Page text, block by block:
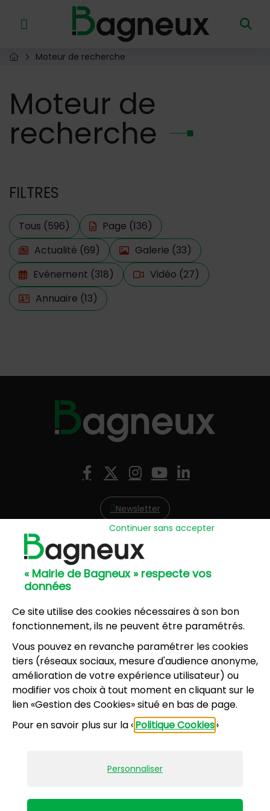
« Mairie de Bagneux » respecte vos
données
Ce site utilise des cookies nécessaires à son bon
fonctionnement, ils ne peuvent être paramétrés.
Vous pouvez en revanche paramétrer les cookies
tiers (réseaux sociaux, mesure d'audience anonyme,
amélioration de votre expérience utilisateur) ou
modifier vos choix à tout moment en cliquant sur le
lien «Gestion des Cookies» situé en bas de page.
Pour en savoir plus sur la «Politique Cookies»
Personnaliser
Continuer sans accepter
Menu de raccourcis
Retour à l'accueil
Page d'accueil du site
Moteur de recherche
Moteur de
recherche
FILTRES
Tous (596) Page (136)
Filtre actif
Actualité (69) Galerie (33)
Evènement (318) Vidéo (27)
Annuaire (13)
Facebook
X (Twitter)
Instagram
YouTube
LinkedIn
Newsletter
Hôtel de Ville
57, avenue Henri Ravera - 92220 Bagneux
01 42 31 60 00
8, résidence du Port Galand - 92220 Bagneux
01 45 47 62 00
NOUS CONTACTER
Horaires d’ouverture:
Lundi, mercredi, jeudi, vendredi : 8h30-12h et
13h30-17h
Samedi : 9h-12h pour le service État civil (hors
vacances scolaires)